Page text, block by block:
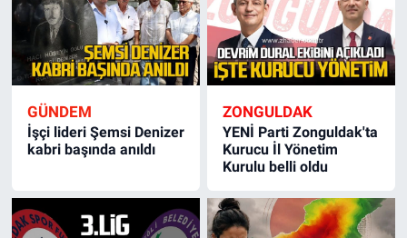
GÜNDEM
İşçi lideri Şemsi Denizer
kabri başında anıldı
ZONGULDAK
YENİ Parti Zonguldak'ta
Kurucu İl Yönetim
Kurulu belli oldu